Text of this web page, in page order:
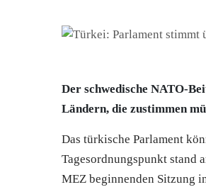
Der schwedische NATO-
Ländern, die zustimmen
Das türkische Parlament
Tagesordnungspunkt stand
MEZ beginnenden Sitzung